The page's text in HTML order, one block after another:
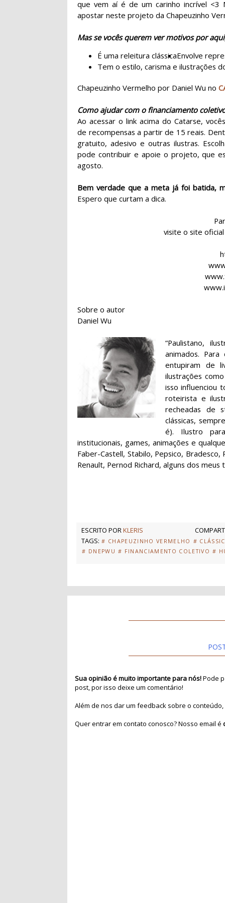
que vem aí é de um carinho incrível <3
apostar neste projeto da Chapeuzinho
Mas se vocês querem ver motivos por
É uma releitura clássicaEnvolve
Tem o estilo, carisma e ilustrações
Chapeuzinho Vermelho por Daniel Wu no
Como ajudar com o financiamento
Ao acessar o link acima do Catarse,
de recompensas a partir de 15 reais.
gratuito, adesivo e outras ilustras.
pode contribuir e apoie o projeto, que
agosto.
Bem verdade que a meta já foi batida,
Espero que curtam a dica.
visite o site
Sobre o autor
Daniel Wu
“Paulistano,
animados.
entupiram de
ilustrações
isso influenciou
roteirista e
recheadas de
clássicas,
é). Ilustro
institucionais, games, animações e
Faber-Castell, Stabilo, Pepsico, Bradesco,
Renault, Pernod Richard, alguns dos
ESCRITO PORKLERIS
TAGS: # CHAPEUZINHO VERMELHO #
# DNEPWU # FINANCIAMENTO COLETIVO #
Sua opinião é muito importante para nós!Pode
post, por isso deixe um comentário!
Além de nos dar um feedback sobre o
Quer entrar em contato conosco? Nosso email é